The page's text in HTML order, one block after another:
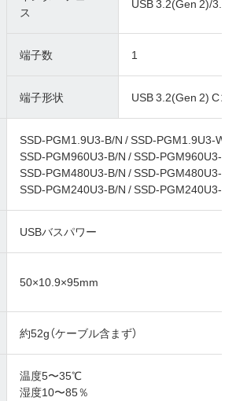
ス
USB 3.2(Gen 2)/
端子数 1
端子形状 USB 3.2(Gen 2) Cコ
SSD-PGM1.9U3-B/N / SSD-PGM1.9U3-W/
SSD-PGM960U3-B/N / SSD-PGM960U3-
SSD-PGM480U3-B/N / SSD-PGM480U3-
SSD-PGM240U3-B/N / SSD-PGM240U3-
USBバスパワー
50×10.9×95mm
約52g（ケーブル含まず）
温度5〜35℃
湿度10〜85％